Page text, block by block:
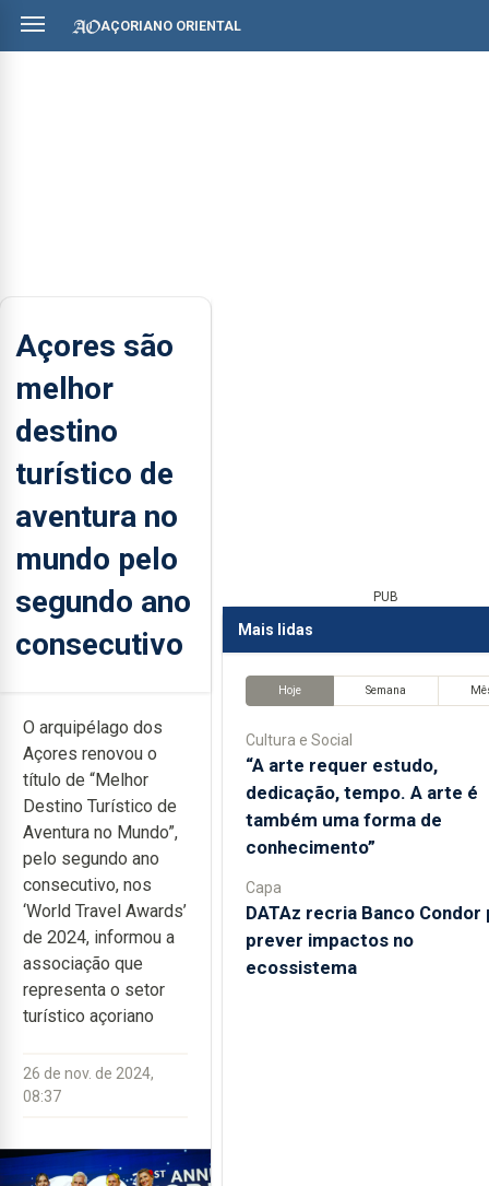
AÇORIANO ORIENTAL
Açores são
melhor
destino
turístico de
aventura no
mundo pelo
segundo ano
consecutivo
O arquipélago dos
Açores renovou o
título de “Melhor
Destino Turístico de
Aventura no Mundo”,
pelo segundo ano
consecutivo, nos
‘World Travel Awards’
de 2024, informou a
associação que
representa o setor
turístico açoriano
26 de nov. de 2024,
08:37
PUB
Mais lidas
Hoje Semana
Cultura e Social
“A arte requer estudo,
dedicação, tempo. A arte é
também uma forma de
conhecimento”
Capa
DATAz recria Banco Condor
prever impactos no
ecossistema